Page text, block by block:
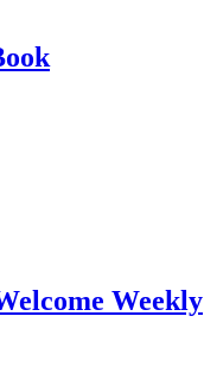
Weekly